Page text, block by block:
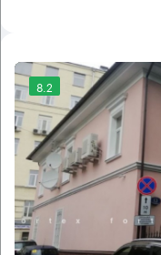
8.2